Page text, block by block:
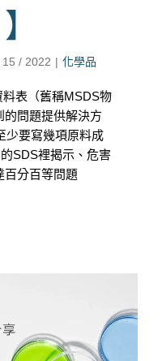
/ 2022 | 化學品
表（舊稱MSDS物
的問題提供解決方
少要寫幾項原料成
SDS裡揭示、危害
百分百等問題